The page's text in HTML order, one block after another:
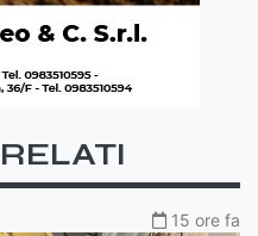
15 ore fa